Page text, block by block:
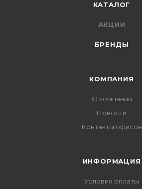
КАТАЛОГ
АКЦИИ
БРЕНДЫ
КОМПАНИЯ
О компании
Новости
Контакты офисов
ИНФОРМАЦИЯ
Условия оплаты